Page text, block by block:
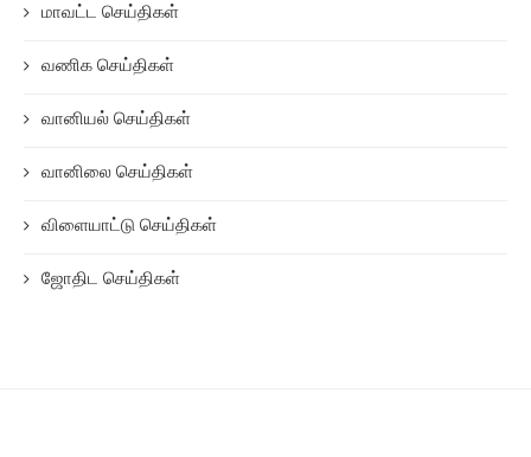
மாவட்ட செய்திகள்
வணிக செய்திகள்
வானியல் செய்திகள்
வானிலை செய்திகள்
விளையாட்டு செய்திகள்
ஜோதிட செய்திகள்